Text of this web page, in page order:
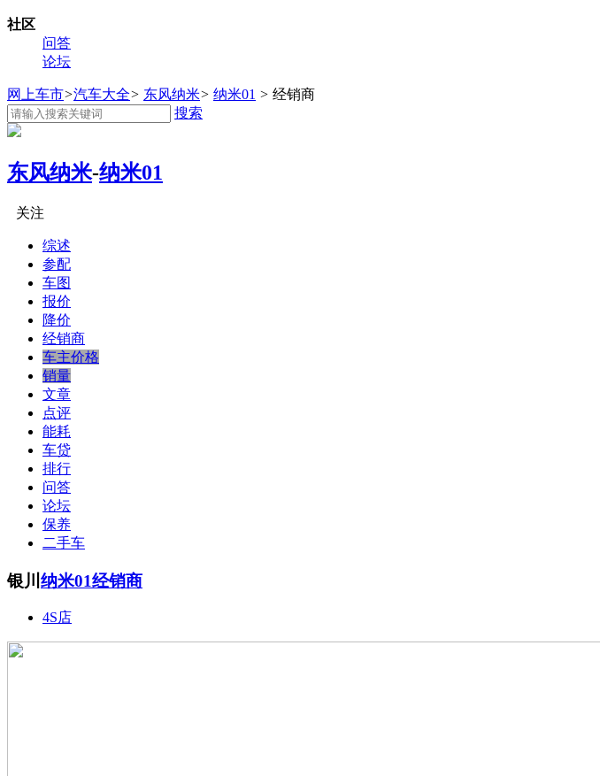
社区
问答
论坛
网上车市>汽车大全> 东风纳米> 纳米01 > 经销商
搜索
东风纳米-纳米01
关注
综述
参配
车图
报价
降价
经销商
车主价格
销量
文章
点评
能耗
车贷
排行
问答
论坛
保养
二手车
银川 纳米01经销商
4S店